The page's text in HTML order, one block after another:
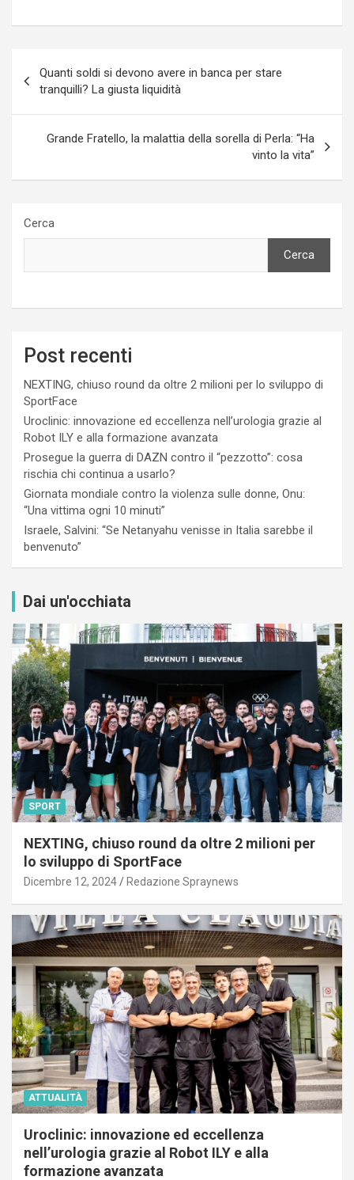
articoli
Quanti soldi si devono avere in banca per stare
tranquilli? La giusta liquidità
Grande Fratello, la malattia della sorella di Perla: “Ha
vinto la vita”
Cerca
Cerca
Post recenti
NEXTING, chiuso round da oltre 2 milioni per lo sviluppo di
SportFace
Uroclinic: innovazione ed eccellenza nell’urologia grazie al
Robot ILY e alla formazione avanzata
Prosegue la guerra di DAZN contro il “pezzotto”: cosa
rischia chi continua a usarlo?
Giornata mondiale contro la violenza sulle donne, Onu:
“Una vittima ogni 10 minuti”
Israele, Salvini: “Se Netanyahu venisse in Italia sarebbe il
benvenuto”
Dai un'occhiata
SPORT
NEXTING, chiuso round da oltre 2 milioni per
lo sviluppo di SportFace
Dicembre 12, 2024 Redazione Spraynews
ATTUALITÀ
Uroclinic: innovazione ed eccellenza
nell’urologia grazie al Robot ILY e alla
formazione avanzata